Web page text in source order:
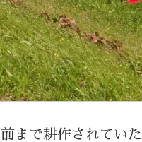
まで耕作されてい